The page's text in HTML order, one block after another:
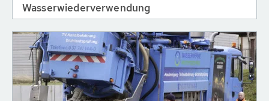
Wasserwiederverwendung